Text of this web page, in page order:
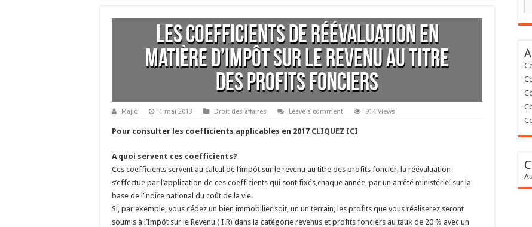
Les coefficients de réévaluation en
matière d’impôt sur le revenu au titre
des profits fonciers
Majid 1 mai 2013 Droit des affaires Leave a comment 914 Views
Pour consulter les coefficients applicables en 2017 CLIQUEZ ICI
A quoi servent ces coefficients?
Ces coefficients servent au calcul de l’impôt sur le revenu au titre des profits foncier, la réévaluation
s’effectue par l’application de ces coefficients qui sont fixés,chaque année, par un arrêté ministériel sur la
base de l’indice national du coût de la vie.
Si, par exemple, vous cédez un bien immobilier soit, un un terrain, les profits que vous réaliserez seront
soumis à l’Impôt sur le Revenu ( I.R) dans la catégorie revenus et profits fonciers au taux de 20 % avec un